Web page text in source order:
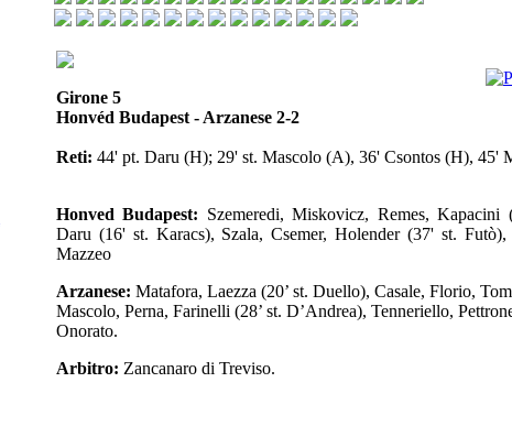
Girone 5
Honvéd Budapest - Arzanese 2-2
Reti: 44' pt. Daru (H); 29' st. Mascolo (A), 36' Csontos (H), 45'
Honved Budapest: Szemeredi, Miskovicz, Remes, Kapacini
Daru (16' st. Karacs), Szala, Csemer, Holender (37' st.
Mazzeo
Arzanese: Matafora, Laezza (20’ st. Duello), Casale, Florio,
Mascolo, Perna, Farinelli (28’ st. D’Andrea), Tenneriello,
Onorato.
Arbitro: Zancanaro di Treviso.